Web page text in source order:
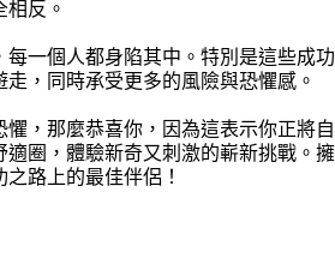
反。
每一個人都身陷其中。特別是這些成
，同時承受更多的風險與恐懼感。
懼，那麼恭喜你，因為這表示你正將
適圈，體驗新奇又刺激的嶄新挑戰。
路上的最佳伴侶！